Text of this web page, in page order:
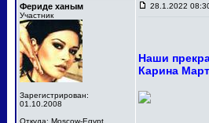
Фериде ханым
Участник
Зарегистрирован:
01.10.2008
Откуда: Moscow-Egypt
28.1.2022
Наши
Карина